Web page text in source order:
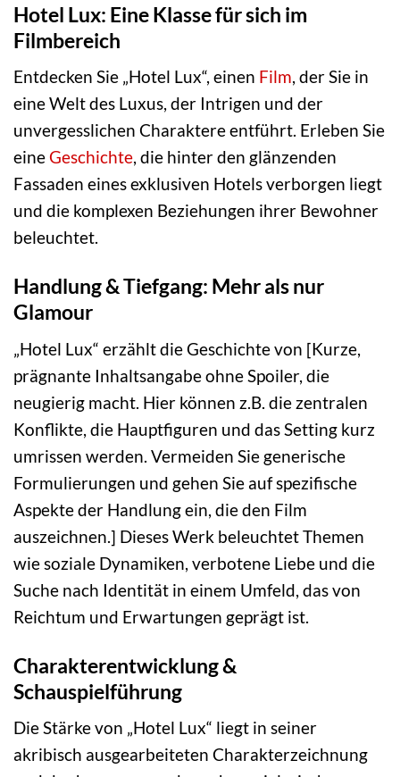
Hotel Lux: Eine Klasse für sich im
Filmbereich
Entdecken Sie „Hotel Lux“, einen Film, der Sie in
eine Welt des Luxus, der Intrigen und der
unvergesslichen Charaktere entführt. Erleben Sie
eineGeschichte, die hinter den glänzenden
Fassaden eines exklusiven Hotels verborgen liegt
und die komplexen Beziehungen ihrer Bewohner
beleuchtet.
Handlung & Tiefgang: Mehr als nur
Glamour
„Hotel Lux“ erzählt die Geschichte von [Kurze,
prägnante Inhaltsangabe ohne Spoiler, die
neugierig macht. Hier können z.B. die zentralen
Konflikte, die Hauptfiguren und das Setting kurz
umrissen werden. Vermeiden Sie generische
Formulierungen und gehen Sie auf spezifische
Aspekte der Handlung ein, die den Film
auszeichnen.] Dieses Werk beleuchtet Themen
wie soziale Dynamiken, verbotene Liebe und die
Suche nach Identität in einem Umfeld, das von
Reichtum und Erwartungen geprägt ist.
Charakterentwicklung &
Schauspielführung
Die Stärke von „Hotel Lux“ liegt in seiner
akribisch ausgearbeiteten Charakterzeichnung